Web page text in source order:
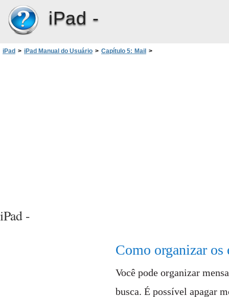
iPad -
iPad > iPad Manual do Usuário > Capítulo 5: Mail >
iPad -
Como organizar os
Você pode organizar
busca. É possível apagar